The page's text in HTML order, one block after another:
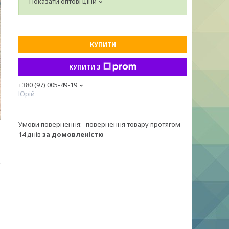
КУПИТИ
КУПИТИ З
+380 (97) 005-49-19
Юрій
повернення товару протягом
14 днів за домовленістю